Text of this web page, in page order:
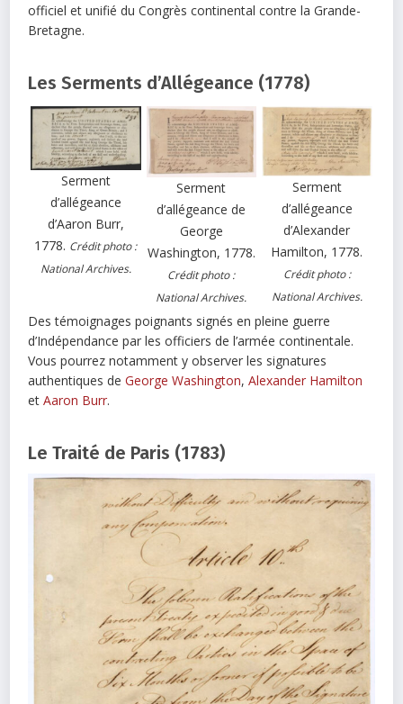
officiel et unifié du Congrès continental contre la Grande-
Bretagne.
Les Serments d’Allégeance (1778)
Serment
d’allégeance
d’Aaron Burr,
1778. Crédit photo :
National Archives.
Serment
d’allégeance de
George
Washington, 1778.
Crédit photo :
National Archives.
Serment
d’allégeance
d’Alexander
Hamilton, 1778.
Crédit photo :
National Archives.
Des témoignages poignants signés en pleine guerre
d’Indépendance par les officiers de l’armée continentale.
Vous pourrez notamment y observer les signatures
authentiques deGeorge Washington,Alexander Hamilton
etAaron Burr.
Le Traité de Paris (1783)